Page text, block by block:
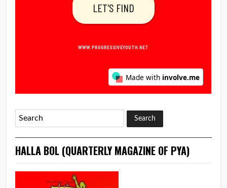
HALLA BOL (QUARTERLY MAGAZINE OF PYA)